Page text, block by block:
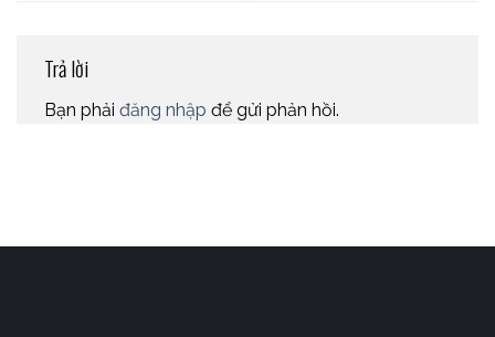
Trả lời
Bạn phải đăng nhập để gửi phản hồi.